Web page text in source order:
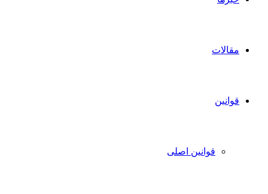
مقالات
قوانین
قوانین اصلی